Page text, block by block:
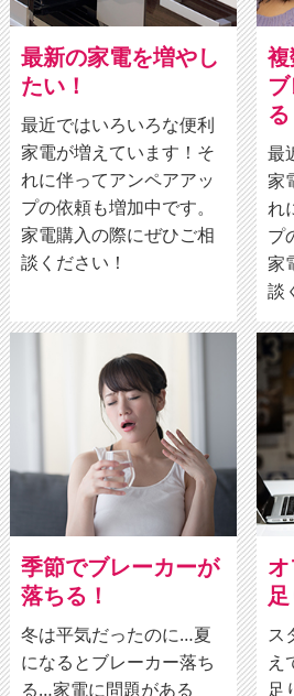
最新の家電を増やし
たい！
最近ではいろいろな便利
家電が増えています！そ
れに伴ってアンペアアッ
プの依頼も増加中です。
家電購入の際にぜひご相
談ください！
る
最
家
れ
プ
家
談
季節でブレーカーが
落ちる！
冬は平気だったのに…夏
になるとブレーカー落ち
る…家電に問題がある
ス
え
足